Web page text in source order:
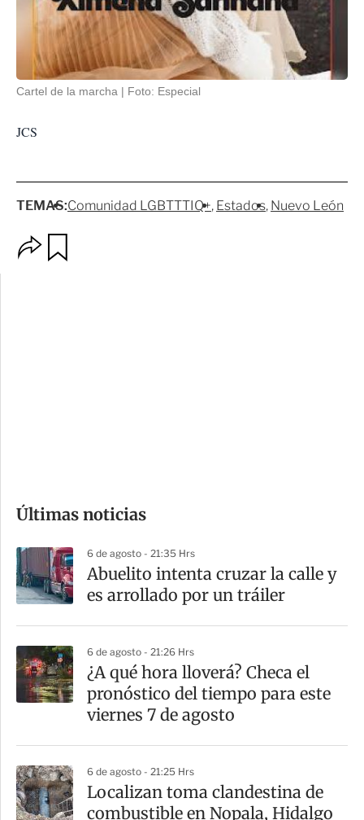
Cartel de la marcha Foto: Especial
JCS
TEMAS:Comunidad LGBTTTIQ+ Estados Nuevo León
p
m
a
r
t
i
r
Últimas noticias
6 de agosto - 21:35 Hrs
Abuelito intenta cruzar la calle y
es arrollado por un tráiler
6 de agosto - 21:26 Hrs
¿A qué hora lloverá? Checa el
pronóstico del tiempo para este
viernes 7 de agosto
6 de agosto - 21:25 Hrs
Localizan toma clandestina de
combustible en Nopala, Hidalgo